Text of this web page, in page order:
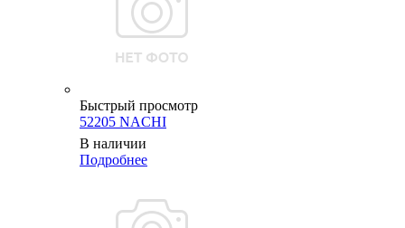
Быстрый просмотр
52205 NACHI
В наличии
Подробнее